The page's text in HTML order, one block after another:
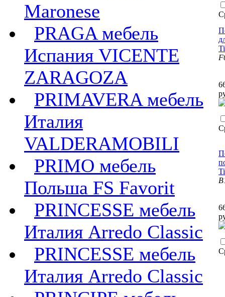
Maronese
PRAGA мебель
Испания VICENTE
ZARAGOZA
PRIMAVERA мебель
Италия
VALDERAMOBILI
PRIMO мебель
Польша FS Favorit
PRINCESSE мебель
Италия Arredo Classic
PRINCESSE мебель
Италия Arredo Classic